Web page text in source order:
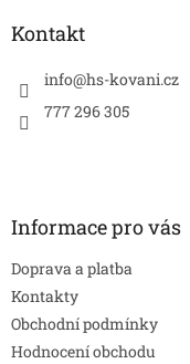
Kontakt
info@hs-kovani.cz
777 296 305
Informace pro vás
Doprava a platba
Kontakty
Obchodní podmínky
Hodnocení obchodu